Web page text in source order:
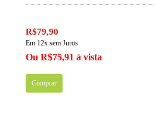
R$79,90
Em 12x sem Juros
Ou R$75,91 à vista
Comprar